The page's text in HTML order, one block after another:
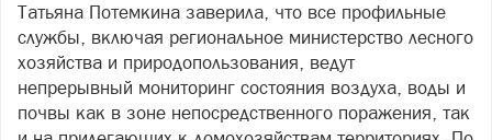
Татьяна Потемкина заверила, что все профильные
службы, включая региональное министерство лесного
хозяйства и природопользования, ведут
непрерывный мониторинг состояния воздуха, воды и
почвы как в зоне непосредственного поражения, так